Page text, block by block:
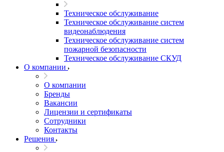
Техническое обслуживание
Техническое обслуживание систем
видеонаблюдения
Техническое обслуживание систем
пожарной безопасности
Техническое обслуживание СКУД
О компании
О компании
Бренды
Вакансии
Лицензии и сертификаты
Сотрудники
Контакты
Решения